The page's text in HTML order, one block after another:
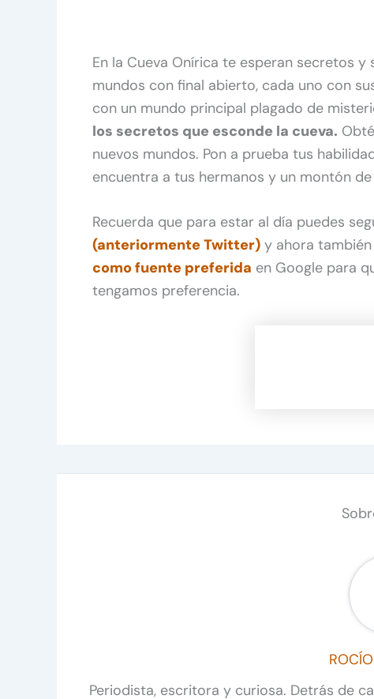
En la Cueva Onírica te esperan secretos
mundos con final abierto, cada uno con
con un mundo principal plagado de
los secretos que esconde la cueva.
nuevos mundos. Pon a prueba tus
encuentra a tus hermanos y un montón
Recuerda que para estar al día puedes
(anteriormente Twitter) y ahora
como fuente preferida en Google para
tengamos preferencia.
Periodista, escritora y curiosa. Detrás de